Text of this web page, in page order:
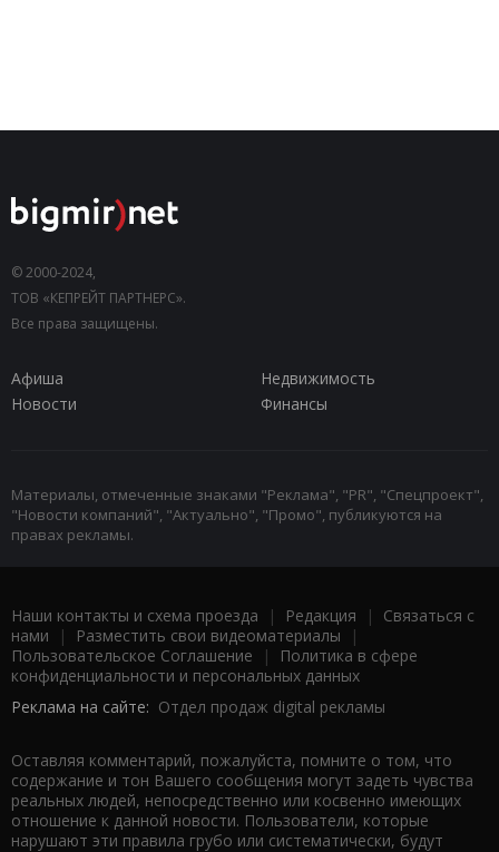
© 2000-2024,
ТОВ «КЕПРЕЙТ ПАРТНЕРС».
Все права защищены.
Афиша
Недвижимость
Новости
Финансы
Материалы, отмеченные знаками "Реклама", "PR", "Спецпроект",
"Новости компаний", "Актуально", "Промо", публикуются на
правах рекламы.
Наши контакты и схема проезда | Редакция | Связаться с
нами | Разместить свои видеоматериалы |
Пользовательское Соглашение |
Политика в сфере
конфиденциальности и персональных данных
Реклама на сайте: Отдел продаж digital рекламы
Оставляя комментарий, пожалуйста, помните о том, что
содержание и тон Вашего сообщения могут задеть чувства
реальных людей, непосредственно или косвенно имеющих
отношение к данной новости. Пользователи, которые
нарушают эти правила грубо или систематически, будут